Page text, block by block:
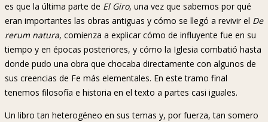
es que la última parte de El Giro, una vez que sabemos por qué
eran importantes las obras antiguas y cómo se llegó a revivir el De
rerum natura, comienza a explicar cómo de influyente fue en su
tiempo y en épocas posteriores, y cómo la Iglesia combatió hasta
donde pudo una obra que chocaba directamente con algunos de
sus creencias de Fe más elementales. En este tramo final
tenemos filosofía e historia en el texto a partes casi iguales.
Un libro tan heterogéneo en sus temas y, por fuerza, tan somero